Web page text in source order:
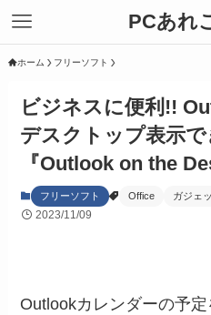
PCあれ
ホーム フリーソフト
ビジネスに便利!!
デスクトップ表示で
『Outlook on the
フリーソフト Office ガジェ
2023/11/09
Outlookカレンダーの予